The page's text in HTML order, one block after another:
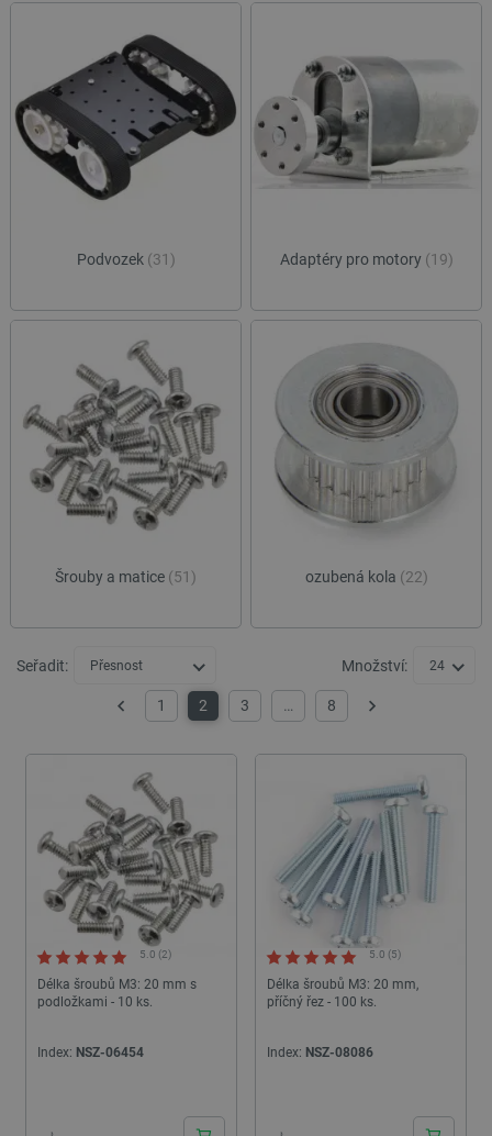
Podvozek (31) Adaptéry pro motory (19)
Šrouby a matice (51) ozubená kola (22)
Seřadit: Přesnost Množství: 24
Předchozí1 2 3 … 8 Další
Délka šroubů M3: 20 mm s
podložkami - 10 ks.
5.0 (2)
Index: NSZ-06454
Délka šroubů M3: 20 mm,
příčný řez - 100 ks.
5.0 (5)
Index: NSZ-08086